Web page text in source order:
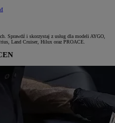
Sprawdź i skorzystaj z usług dla modeli AYGO,
Land Cruiser, Hilux oraz PROACE.